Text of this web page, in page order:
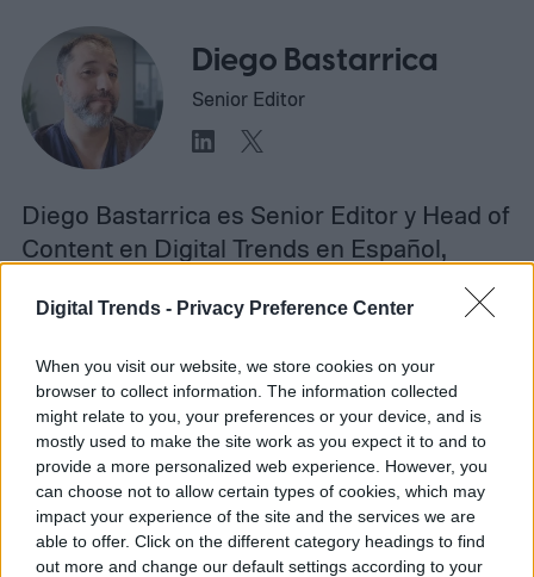
Digital Trends - Privacy Preference Center
When you visit our website, we store cookies on your
browser to collect information. The information collected
might relate to you, your preferences or your device, and is
mostly used to make the site work as you expect it to and to
provide a more personalized web experience. However, you
can choose not to allow certain types of cookies, which may
impact your experience of the site and the services we are
able to offer. Click on the different category headings to find
out more and change our default settings according to your
Diego Bastarrica
Senior Editor
Diego Bastarrica es Senior Editor y Head of
Content en Digital Trends en Español,
donde lidera la estrategia editorial, SEO…
Topics
NoticiasHomepage